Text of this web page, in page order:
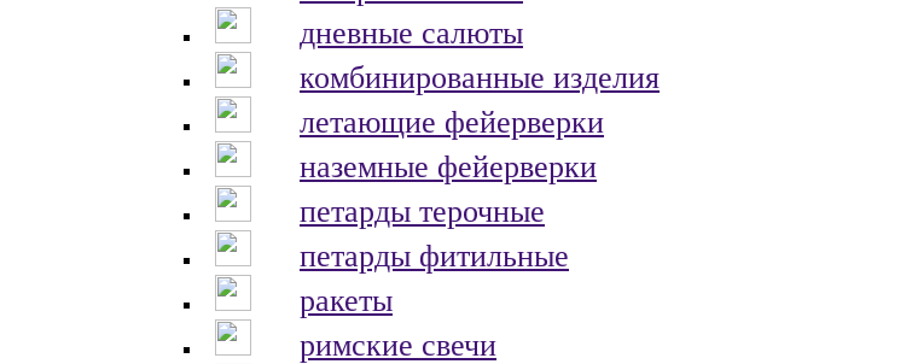
дневные салюты
комбинированные изделия
летающие фейерверки
наземные фейерверки
петарды терочные
петарды фитильные
ракеты
римские свечи